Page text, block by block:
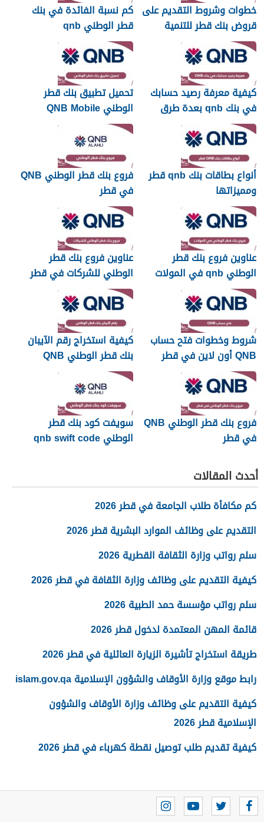
خطوات وشروط التقديم على
قروض بنك قطر للتنمية
2026
كم نسبة الفائدة في بنك
قطر الوطني qnb
كيفية معرفة رصيد حسابك
في بنك qnb بعدة طرق
تحميل تطبيق بنك قطر
الوطني QNB Mobile
أنواع بطاقات بنك qnb قطر
ومميزاتها
فروع بنك قطر الوطني QNB
في قطر
عناوين فروع بنك قطر
الوطني qnb في المولات
في قطر
عناوين فروع بنك قطر
الوطني للشركات في قطر
شروط وخطوات فتح حساب
QNB أون لاين في قطر
كيفية استخراج رقم الآيبان
بنك قطر الوطني QNB
فروع بنك قطر الوطني QNB
في قطر
سويفت كود بنك قطر
الوطني qnb swift code
أحدث المقالات
كم مكافأة طلاب الجامعة في قطر 2026
التقديم على وظائف الموارد البشرية قطر 2026
سلم رواتب وزارة الثقافة القطرية 2026
كيفية التقديم على وظائف وزارة الثقافة في قطر 2026
سلم رواتب مؤسسة حمد الطبية 2026
قائمة المهن المعتمدة لدخول قطر 2026
طريقة استخراج تأشيرة الزيارة العائلية في قطر 2026
رابط موقع وزارة الأوقاف والشؤون الإسلامية islam.gov.qa
كيفية التقديم على وظائف وزارة الأوقاف والشؤون
الإسلامية قطر 2026
كيفية تقديم طلب توصيل نقطة كهرباء في قطر 2026